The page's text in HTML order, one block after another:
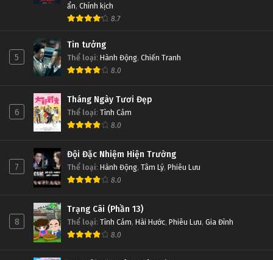
ẩn, Chính kịch
8.7
5
Tin tưởng
Thể loại: Hành Động, Chiến Tranh
8.0
6
Tháng Ngày Tươi Đẹp
Thể loại: Tình Cảm
8.0
7
Đội Đặc Nhiệm Hiện Trường
Thể loại: Hành Động, Tâm Lý, Phiêu Lưu
8.0
8
Trạng Cãi (Phần 13)
Thể loại: Tình Cảm, Hài Hước, Phiêu Lưu, Gia Đình
8.0